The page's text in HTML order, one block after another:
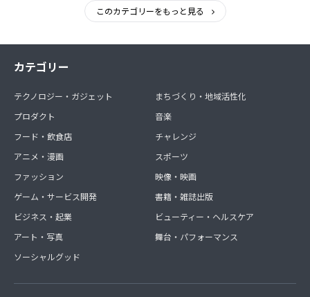
このカテゴリーをもっと見る
カテゴリー
テクノロジー・ガジェット
プロダクト
フード・飲食店
アニメ・漫画
ファッション
ゲーム・サービス開発
ビジネス・起業
アート・写真
ソーシャルグッド
まちづくり・地域活性化
音楽
チャレンジ
スポーツ
映像・映画
書籍・雑誌出版
ビューティー・ヘルスケア
舞台・パフォーマンス